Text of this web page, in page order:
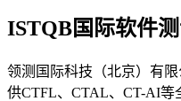
ISTQB国际软件测
领测国际科技（北京）有
供CTFL、CTAL、CT-AI等